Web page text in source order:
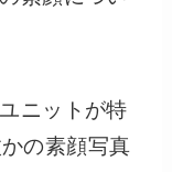
ニットが特
の素顔写真